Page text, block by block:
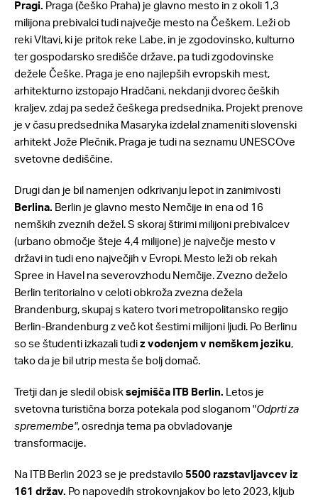
Pragi. Praga (češko Praha) je glavno mesto in z okoli 1,3
milijona prebivalci tudi največje mesto na Češkem. Leži ob
reki Vltavi, ki je pritok reke Labe, in je zgodovinsko, kulturno
ter gospodarsko središče države, pa tudi zgodovinske
dežele Češke. Praga je eno najlepših evropskih mest,
arhitekturno izstopajo Hradčani, nekdanji dvorec čeških
kraljev, zdaj pa sedež češkega predsednika. Projekt prenove
je v času predsednika Masaryka izdelal znameniti slovenski
arhitekt Jože Plečnik. Praga je tudi na seznamu UNESCOve
svetovne dediščine.
Drugi dan je bil namenjen odkrivanju lepot in zanimivosti
Berlina. Berlin je glavno mesto Nemčije in ena od 16
nemških zveznih dežel. S skoraj štirimi milijoni prebivalcev
(urbano območje šteje 4,4 milijone) je največje mesto v
državi in tudi eno največjih v Evropi. Mesto leži ob rekah
Spree in Havel na severovzhodu Nemčije. Zvezno deželo
Berlin teritorialno v celoti obkroža zvezna dežela
Brandenburg, skupaj s katero tvori metropolitansko regijo
Berlin-Brandenburg z več kot šestimi milijoni ljudi. Po Berlinu
so se študenti izkazali tudiz vodenjem v nemškem jeziku,
tako da je bil utrip mesta še bolj domač.
Tretji dan je sledil obisksejmišča ITB Berlin. Letos je
svetovna turistična borza potekala pod sloganom "Odprti za
spremembe", osrednja tema pa obvladovanje
transformacije.
Na ITB Berlin 2023 se je predstavilo 5500 razstavljavcev iz
161 držav. Po napovedih strokovnjakov bo leto 2023, kljub